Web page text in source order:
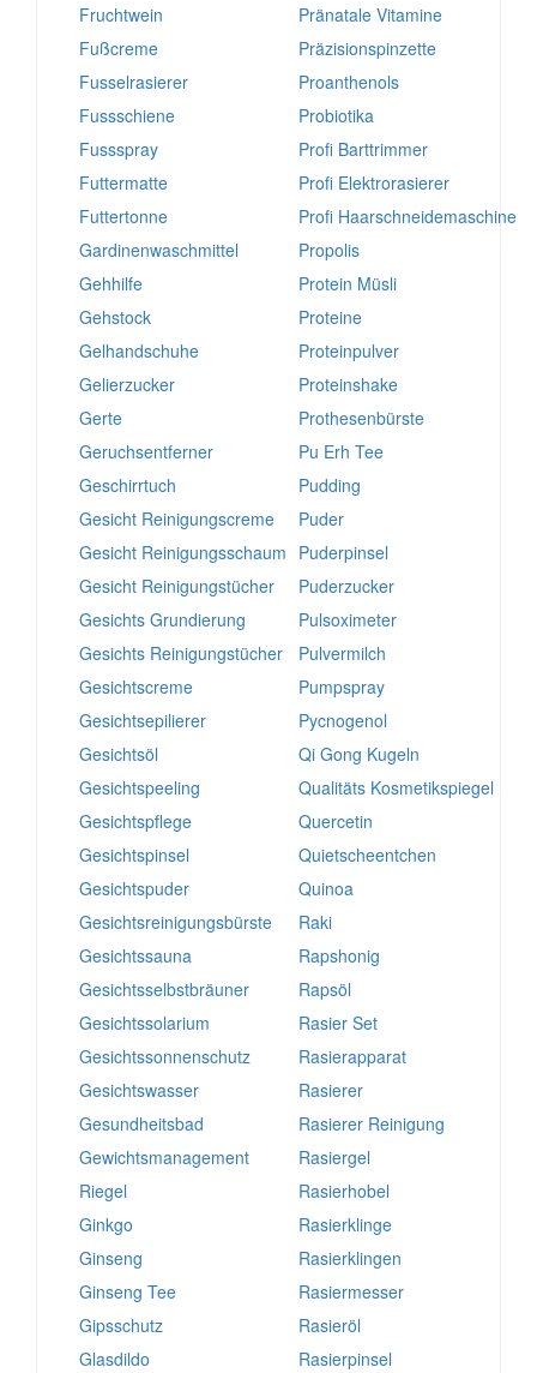
Fruchtwein
Fußcreme
Fusselrasierer
Fussschiene
Fussspray
Futtermatte
Futtertonne
Gardinenwaschmittel
Gehhilfe
Gehstock
Gelhandschuhe
Gelierzucker
Gerte
Geruchsentferner
Geschirrtuch
Gesicht Reinigungscreme
Gesicht Reinigungsschaum
Gesicht Reinigungstücher
Gesichts Grundierung
Gesichts Reinigungstücher
Gesichtscreme
Gesichtsepilierer
Gesichtsöl
Gesichtspeeling
Gesichtspflege
Gesichtspinsel
Gesichtspuder
Gesichtsreinigungsbürste
Gesichtssauna
Gesichtsselbstbräuner
Gesichtssolarium
Gesichtssonnenschutz
Gesichtswasser
Gesundheitsbad
Gewichtsmanagement
Riegel
Ginkgo
Ginseng
Ginseng Tee
Gipsschutz
Glasdildo
Pränatale Vitamine
Präzisionspinzette
Proanthenols
Probiotika
Profi Barttrimmer
Profi Elektrorasierer
Profi Haarschneidemaschine
Propolis
Protein Müsli
Proteine
Proteinpulver
Proteinshake
Prothesenbürste
Pu Erh Tee
Pudding
Puder
Puderpinsel
Puderzucker
Pulsoximeter
Pulvermilch
Pumpspray
Pycnogenol
Qi Gong Kugeln
Qualitäts Kosmetikspiegel
Quercetin
Quietscheentchen
Quinoa
Raki
Rapshonig
Rapsöl
Rasier Set
Rasierapparat
Rasierer
Rasierer Reinigung
Rasiergel
Rasierhobel
Rasierklinge
Rasierklingen
Rasiermesser
Rasieröl
Rasierpinsel